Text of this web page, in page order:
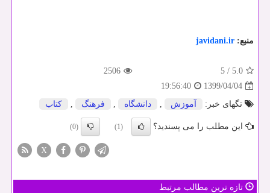
منبع: javidani.ir
5.0
/
5
2506
1399/04/04
19:56:40
تگهای خبر:
آموزش , دانشگاه , فرهنگ , كتاب
این مطلب را می پسندید؟ (1)
(0)
X
تازه ترین مطالب مرتبط